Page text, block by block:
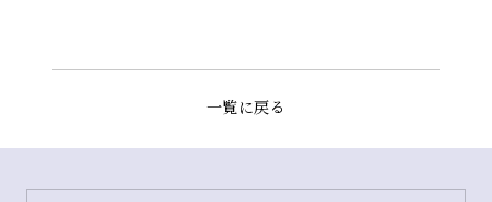
一覧に戻る